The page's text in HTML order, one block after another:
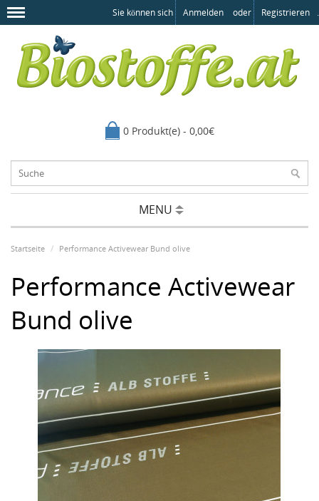
Sie können sich Anmelden oder Registrieren .
0 Produkt(e) - 0,00€
MENU
Startseite Performance Activewear Bund olive
Performance Activewear
Bund olive